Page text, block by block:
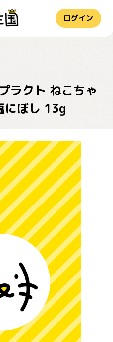
ログイン
ラクト ねこちゃ
にぼし 13g